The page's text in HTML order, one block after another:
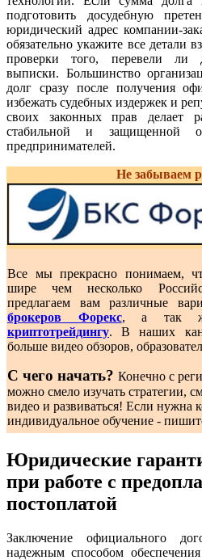
подготовить досудебную
юридический адрес компании-
обязательно укажите все детали
проверки того, перевели ли
выписки. Большинство
долг сразу после получения
избежать судебных издержек и
своих законных прав делает
стабильной и защищенной
предпринимателей.
Не забываем
Все мы прекрасно понимаем,
шире чем несколько
предлагаем вам различные
брокеров Форекс, а так
криптотрейдингу. В наших
больше видео обзоров,
С чего начать? Конечно с
можно смело изучать стратегии,
видео и развиваться! Если нужна
индивидуальное обучение -
Юридические
при работе с
постоплатой
Заключение официального
надежным способом